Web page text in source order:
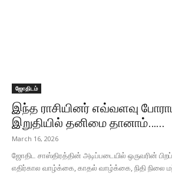
ஜோதிடம்
இந்த ராசியினர் எவ்வளவு
இறுதியில் தனிமை தானாம்…...
March 16, 2026
ஜோதிட சாஸ்திரத்தின் அடிப்படையில் ஒருவரின்
எதிர்கால வாழ்க்கை, காதல் வாழ்க்கை, நிதி நிலை